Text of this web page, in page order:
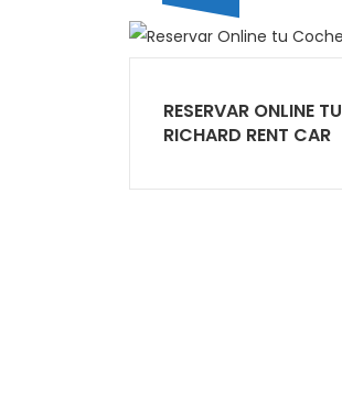
RESERVAR ONLINE
RICHARD RENT CAR